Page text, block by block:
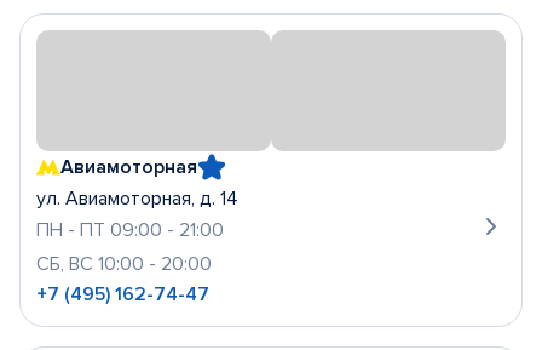
Авиамоторная
ул. Авиамоторная, д. 14
ПН - ПТ 09:00 - 21:00
СБ, ВС 10:00 - 20:00
+7 (495) 162-74-47